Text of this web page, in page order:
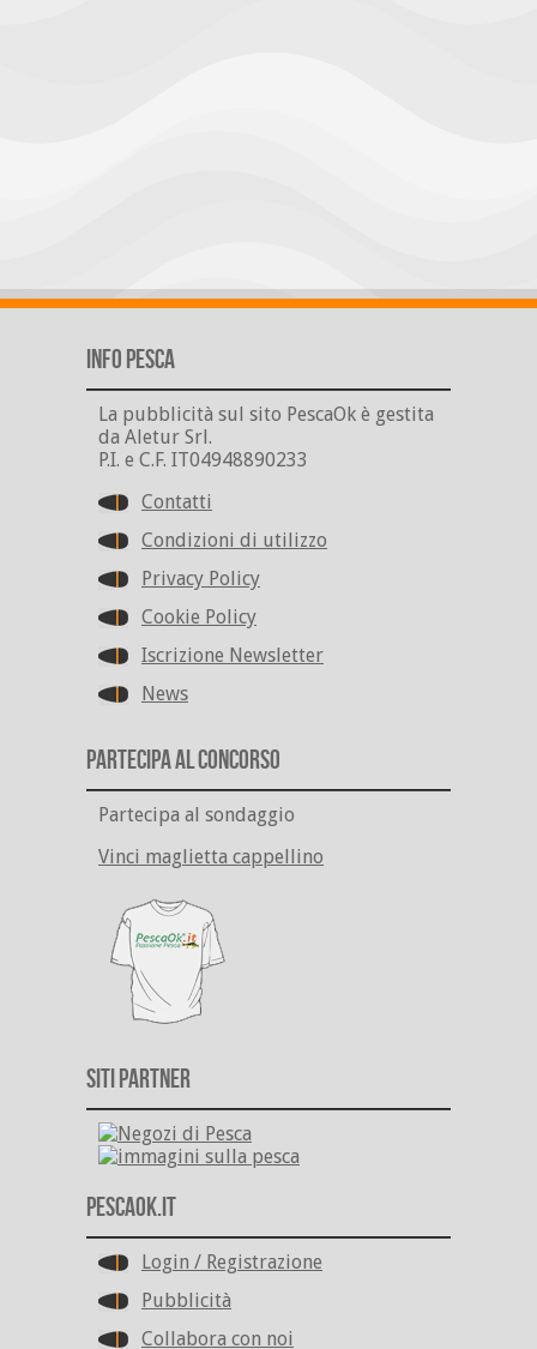
Info Pesca
La pubblicità sul sito PescaOk è gestita
da Aletur Srl.
P.I. e C.F. IT04948890233
Contatti
Condizioni di utilizzo
Privacy Policy
Cookie Policy
Iscrizione Newsletter
News
Partecipa al Concorso
Partecipa al sondaggio
Vinci maglietta cappellino
Siti Partner
PescaOk.it
Login / Registrazione
Pubblicità
Collabora con noi